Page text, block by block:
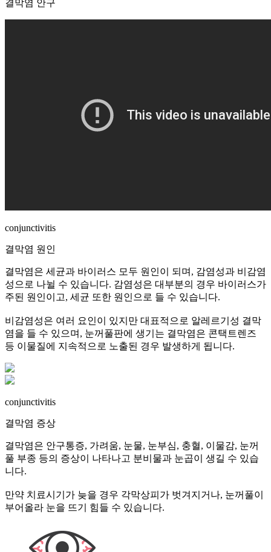
결막염 안구
conjunctivitis
결막염 원인
결막염은 세균과 바이러스 모두 원인이 되며, 감염성과 비감염
성으로 나뉠 수 있습니다. 감염성은 대부분의 경우 바이러스가
주된 원인이고, 세균 또한 원인으로 들 수 있습니다.
비감염성은 여러 요인이 있지만 대표적으로 알레르기성 결막
염을 들 수 있으며, 눈꺼풀판에 생기는 결막염은 콘택트렌즈
등 이물질에 지속적으로 노출된 경우 발생하게 됩니다.
conjunctivitis
결막염 증상
결막염은 안구통증, 가려움, 눈물, 눈부심, 충혈, 이물감, 눈꺼
풀 부종 등의 증상이 나타나고 분비물과 눈곱이 생길 수 있습
니다.
만약 치료시기가 늦을 경우 각막상피가 벗겨지거나, 눈꺼풀이
부어올라 눈을 뜨기 힘들 수 있습니다.